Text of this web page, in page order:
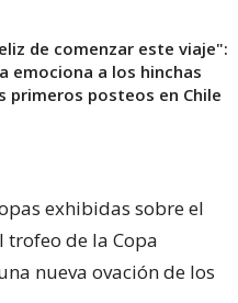
de comenzar este viaje":
emociona a los hinchas
primeros posteos en Chile
exhibidas sobre el
trofeo de la Copa
nueva ovación de los